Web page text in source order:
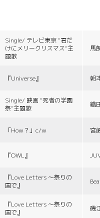
Single/ テレビ東京 “君だ
けにメリークリスマス”主
題歌
馬
『Universe』 朝
Single/ 映画 “死者の学園
祭”主題歌
織
「How？」c/w 宮
『OWL』
『Love Letters 〜祭りの
国で』
『Love Letters 〜祭りの
国で』
磯